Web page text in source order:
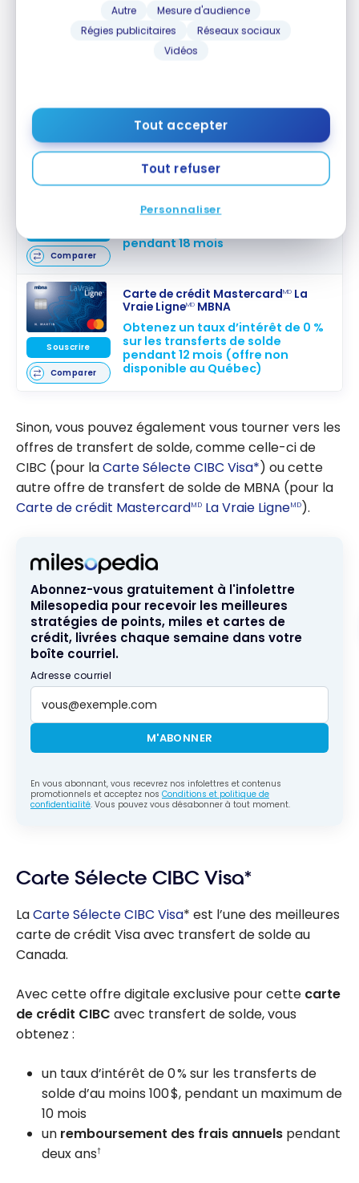
Autre
Mesure d'audience
Régies publicitaires
Réseaux sociaux
Vidéos
Tout accepter
Tout refuser
Personnaliser
Valeur de la première année :
pendant 9 mois
Fin le 3 Jan 2027
Souscrire
Carte Mastercard * BMO à taux
Obtenez un taux d’intérêt de 0 %
pendant 18 mois
Comparer
Carte de crédit MastercardMD La
Vraie LigneMD MBNA
Obtenez un taux d’intérêt de 0 %
sur les transferts de solde
pendant 12 mois (offre non
disponible au Québec)
Souscrire
Comparer
Sinon, vous pouvez également vous tourner vers les
offres de transfert de solde, comme celle-ci de
CIBC (pour laCarte Sélecte CIBC Visa*) ou cette
autre offre de transfert de solde de MBNA (pour la
Carte de crédit MastercardMD La Vraie LigneMD).
Abonnez-vous gratuitement à l'infolettre
Milesopedia pour recevoir les meilleures
stratégies de points, miles et cartes de
crédit, livrées chaque semaine dans votre
boîte courriel.
Adresse courriel
M'ABONNER
En vous abonnant, vous recevrez nos infolettres et contenus
promotionnels et acceptez nos Conditions et politique de
confidentialité. Vous pouvez vous désabonner à tout moment.
Carte Sélecte CIBC Visa*
LaCarte Sélecte CIBC Visa* est l’une des meilleures
carte de crédit Visa avec transfert de solde au
Canada.
Avec cette offre digitale exclusive pour cette carte
de crédit CIBC avec transfert de solde, vous
obtenez :
un taux d’intérêt de 0 % sur les transferts de
solde d’au moins 100 $, pendant un maximum de
10 mois
un remboursement des frais annuels pendant
deux ans†